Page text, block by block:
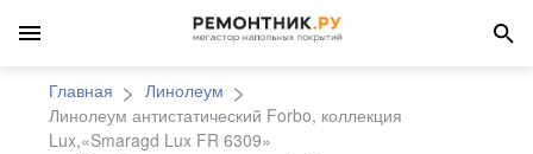
Главная
Линолеум
Линолеум антистатический Forbo, коллекция
Lux,«Smaragd Lux FR 6309»